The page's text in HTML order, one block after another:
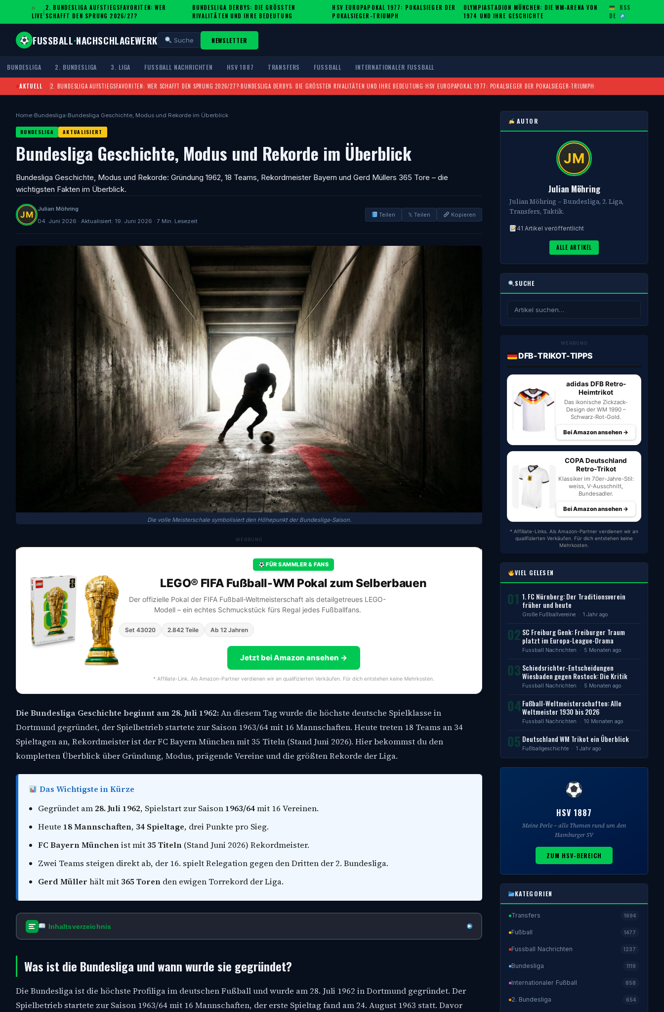
LIVE
|
2. BUNDESLIGA AUFSTIEGSFAVORITEN: WER
SCHAFFT DEN SPRUNG 2026/27?
·
BUNDESLIGA DERBYS: DIE GRÖSSTEN R
IVALITÄTEN UND IHRE BEDEUTUNG
·
HSV EUROPAPOKAL 1977: POKALSIEGER DER
POKALSIEGER-TRIUMPH
·
OLYMPIASTADION MÜNCHEN: DIE WM-ARENA VON
1974 UND IHRE GESCHICHTE
DE
RSS
FUSSBALL·NACHSCHLAGEWERK Suche NEWSLETTER
BUNDESLIGA 2. BUNDESLIGA 3. LIGA FUSSBALL NACHRICHTEN HSV 1887 TRANSFERS FUSSBALL INTERNATIONALER FUSSBALL
AKTUELL 2. BUNDESLIGA AUFSTIEGSFAVORITEN: WER SCHAFFT DEN SPRUNG 2026/27?·BUNDESLIGA DERBYS: DIE GRÖSSTEN RIVALITÄTEN UND IHRE BEDEUTUNG ·HSV EUROPAPOKAL 1977: POKALSIEGER DER POKALSIEGER-TRIUMPH·
Home›Bundesliga›Bundesliga Geschichte, Modus und Rekorde im Überblick
BUNDESLIGA AKTUALISIERT
Bundesliga Geschichte, Modus und Rekorde im Überblick
Bundesliga Geschichte, Modus und Rekorde: Gründung 1962, 18 Teams, Rekordmeister Bayern und Gerd Müllers 365 Tore – die
wichtigsten Fakten im Überblick.
Julian Möhring
04. Juni 2026 · Aktualisiert: 19. Juni 2026 · 7 Min. Lesezeit
Teilen 𝕏 Teilen Kopieren
Die volle Meisterschale symbolisiert den Höhepunkt der Bundesliga-Saison.
WERBUNG
FÜR SAMMLER & FANS
LEGO® FIFA Fußball-WM Pokal zum Selberbauen
Der offizielle Pokal der FIFA Fußball-Weltmeisterschaft als detailgetreues LEGO-
Modell – ein echtes Schmuckstück fürs Regal jedes Fußballfans.
Set 43020 2.842 Teile Ab 12 Jahren
Jetzt bei Amazon ansehen →
* Affiliate-Link. Als Amazon-Partner verdienen wir an qualifizierten Verkäufen. Für dich entstehen keine Mehrkosten.
Die Bundesliga Geschichte beginnt am 28. Juli 1962:An diesem Tag wurde die höchste deutsche Spielklasse in
Dortmund gegründet, der Spielbetrieb startete zur Saison 1963/64 mit 16 Mannschaften. Heute treten 18 Teams an 34
Spieltagen an, Rekordmeister ist der FC Bayern München mit 35 Titeln (Stand Juni 2026). Hier bekommst du den
kompletten Überblick über Gründung, Modus, prägende Vereine und die größten Rekorde der Liga.
Das Wichtigste in Kürze
Gegründet am 28. Juli 1962, Spielstart zur Saison1963/64mit 16 Vereinen.
Heute 18 Mannschaften, 34 Spieltage, drei Punkte pro Sieg.
FC Bayern Münchenist mit 35 Titeln (Stand Juni 2026) Rekordmeister.
Zwei Teams steigen direkt ab, der 16. spielt Relegation gegen den Dritten der 2. Bundesliga.
Gerd Müller hält mit 365 Toren den ewigen Torrekord der Liga.
Inhaltsverzeichnis
Was ist die Bundesliga und wann wurde sie gegründet?
Die Bundesliga ist die höchste Profiliga im deutschen Fußball und wurde am 28. Juli 1962 in Dortmund gegründet. Der
Spielbetrieb startete zur Saison 1963/64 mit 16 Mannschaften, der erste Spieltag fand am 24. August 1963 statt. Davor
AUTOR
Julian Möhring
Julian Möhring – Bundesliga, 2. Liga,
Transfers, Taktik.
41 Artikel veröffentlicht
ALLE ARTIKEL
SUCHE
WERBUNG
DFB-TRIKOT-TIPPS
adidas DFB Retro-
Heimtrikot
Das ikonische Zickzack-
Design der WM 1990 –
Schwarz-Rot-Gold.
Bei Amazon ansehen →
COPA Deutschland
Retro-Trikot
Klassiker im 70er-Jahre-Stil:
weiss, V-Ausschnitt,
Bundesadler.
Bei Amazon ansehen →
* Affiliate-Links. Als Amazon-Partner verdienen wir an
qualifizierten Verkäufen. Für dich entstehen keine
Mehrkosten.
VIEL GELESEN
01 1. FC Nürnberg: Der Traditionsverein
früher und heute
Große Fußballvereine · 1 Jahr ago
02 SC Freiburg Genk: Freiburger Traum
platzt im Europa-League-Drama
Fussball Nachrichten · 5 Monaten ago
03 Schiedsrichter-Entscheidungen
Wiesbaden gegen Rostock: Die Kritik
Fussball Nachrichten · 5 Monaten ago
04 Fußball-Weltmeisterschaften: Alle
Weltmeister 1930 bis 2026
Fussball Nachrichten · 10 Monaten ago
05 Deutschland WM Trikot ein Überblick
Fußballgeschichte · 1 Jahr ago
HSV 1887
Meine Perle – alle Themen rund um den
Hamburger SV
ZUM HSV-BEREICH
KATEGORIEN
Transfers 1694
Fußball 1477
Fussball Nachrichten 1237
Bundesliga 1119
Internationaler Fußball 858
2. Bundesliga 654